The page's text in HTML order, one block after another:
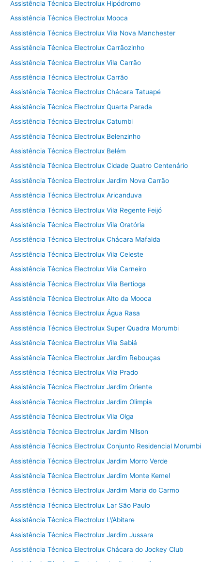
Assistência Técnica Electrolux Hipódromo
Assistência Técnica Electrolux Mooca
Assistência Técnica Electrolux Vila Nova Manchester
Assistência Técnica Electrolux Carrãozinho
Assistência Técnica Electrolux Vila Carrão
Assistência Técnica Electrolux Carrão
Assistência Técnica Electrolux Chácara Tatuapé
Assistência Técnica Electrolux Quarta Parada
Assistência Técnica Electrolux Catumbi
Assistência Técnica Electrolux Belenzinho
Assistência Técnica Electrolux Belém
Assistência Técnica Electrolux Cidade Quatro Centenário
Assistência Técnica Electrolux Jardim Nova Carrão
Assistência Técnica Electrolux Aricanduva
Assistência Técnica Electrolux Vila Regente Feijó
Assistência Técnica Electrolux Vila Oratória
Assistência Técnica Electrolux Chácara Mafalda
Assistência Técnica Electrolux Vila Celeste
Assistência Técnica Electrolux Vila Carneiro
Assistência Técnica Electrolux Vila Bertioga
Assistência Técnica Electrolux Alto da Mooca
Assistência Técnica Electrolux Água Rasa
Assistência Técnica Electrolux Super Quadra Morumbi
Assistência Técnica Electrolux Vila Sabiá
Assistência Técnica Electrolux Jardim Rebouças
Assistência Técnica Electrolux Vila Prado
Assistência Técnica Electrolux Jardim Oriente
Assistência Técnica Electrolux Jardim Olimpia
Assistência Técnica Electrolux Vila Olga
Assistência Técnica Electrolux Jardim Nilson
Assistência Técnica Electrolux Conjunto Residencial Morumbi
Assistência Técnica Electrolux Jardim Morro Verde
Assistência Técnica Electrolux Jardim Monte Kemel
Assistência Técnica Electrolux Jardim Maria do Carmo
Assistência Técnica Electrolux Lar São Paulo
Assistência Técnica Electrolux L\’Abitare
Assistência Técnica Electrolux Jardim Jussara
Assistência Técnica Electrolux Chácara do Jockey Club